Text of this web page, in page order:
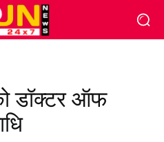
डॉक्टर ऑफ